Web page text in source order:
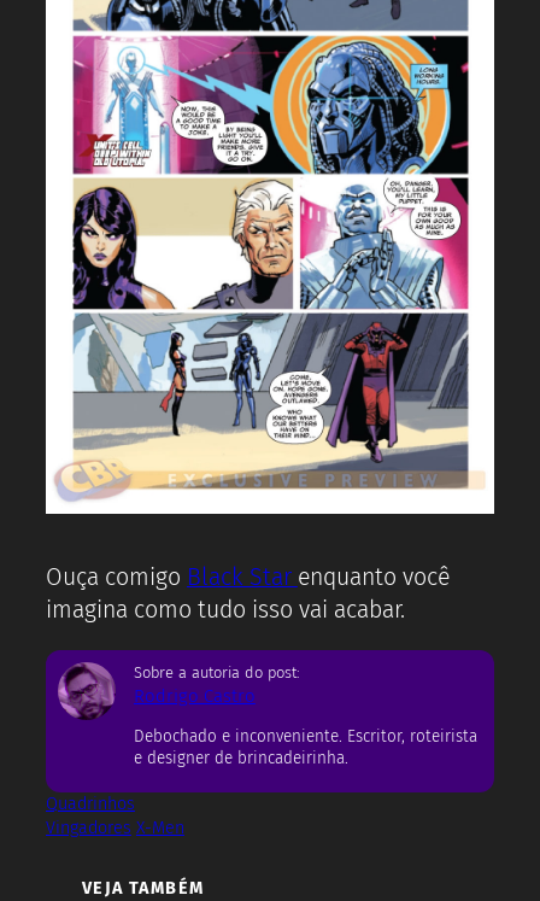
Ouça comigo Black Star enquanto você
imagina como tudo isso vai acabar.
Sobre a autoria do post:
Rodrigo Castro
Debochado e inconveniente. Escritor, roteirista
e designer de brincadeirinha.
Quadrinhos
Vingadores X-Men
VEJA TAMBÉM